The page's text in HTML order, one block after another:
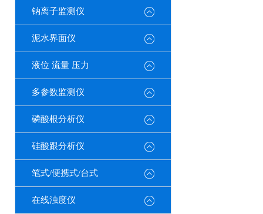
钠离子监测仪
泥水界面仪
液位 流量 压力
多参数监测仪
磷酸根分析仪
硅酸跟分析仪
笔式/便携式/台式
在线浊度仪